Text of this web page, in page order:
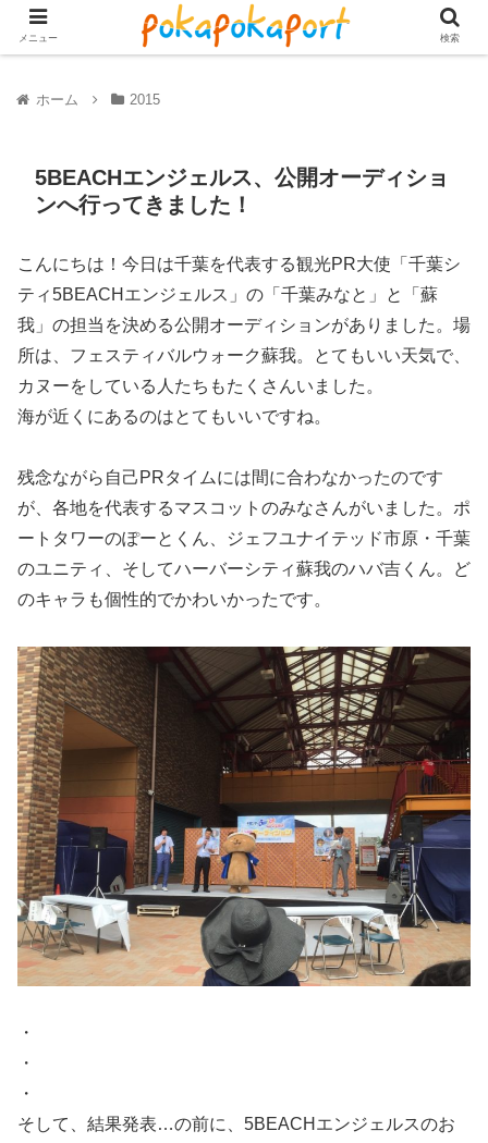
ホーム 2015
5BEACHエンジェルス、公開オーディショ
ンへ行ってきました！
こんにちは！今日は千葉を代表する観光PR大使「千葉シ
ティ5BEACHエンジェルス」の「千葉みなと」と「蘇
我」の担当を決める公開オーディションがありました。場
所は、フェスティバルウォーク蘇我。とてもいい天気で、
カヌーをしている人たちもたくさんいました。
海が近くにあるのはとてもいいですね。
残念ながら自己PRタイムには間に合わなかったのです
が、各地を代表するマスコットのみなさんがいました。ポ
ートタワーのぽーとくん、ジェフユナイテッド市原・千葉
のユニティ、そしてハーバーシティ蘇我のハバ吉くん。ど
のキャラも個性的でかわいかったです。
・
・
・
そして、結果発表…の前に、5BEACHエンジェルスのお
メニュー 検索